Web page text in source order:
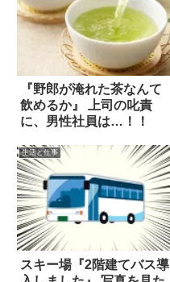
『野郎が淹れた茶なんて
飲めるか』 上司の叱責
に、男性社員は…！！
生活と仕事
スキー場『2階建てバス導